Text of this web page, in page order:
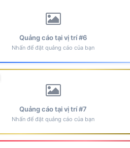
Quảng cáo tại vị trí #6
Nhấn để đặt quảng cáo của bạn
Quảng cáo tại vị trí #7
Nhấn để đặt quảng cáo của bạn